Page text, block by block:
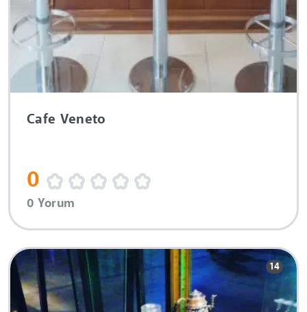
Cafe Veneto
0
0 Yorum
14